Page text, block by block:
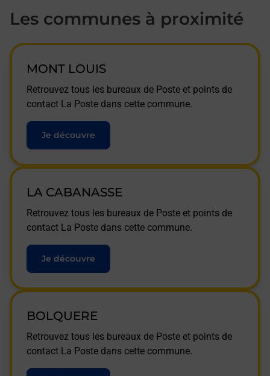
Les communes à proximité
MONT LOUIS
Retrouvez tous les bureaux de Poste et points de
contact La Poste dans cette commune.
Je découvre
LA CABANASSE
Retrouvez tous les bureaux de Poste et points de
contact La Poste dans cette commune.
Je découvre
BOLQUERE
Retrouvez tous les bureaux de Poste et points de
contact La Poste dans cette commune.